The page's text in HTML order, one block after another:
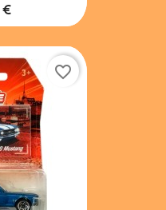
€
favorite_border